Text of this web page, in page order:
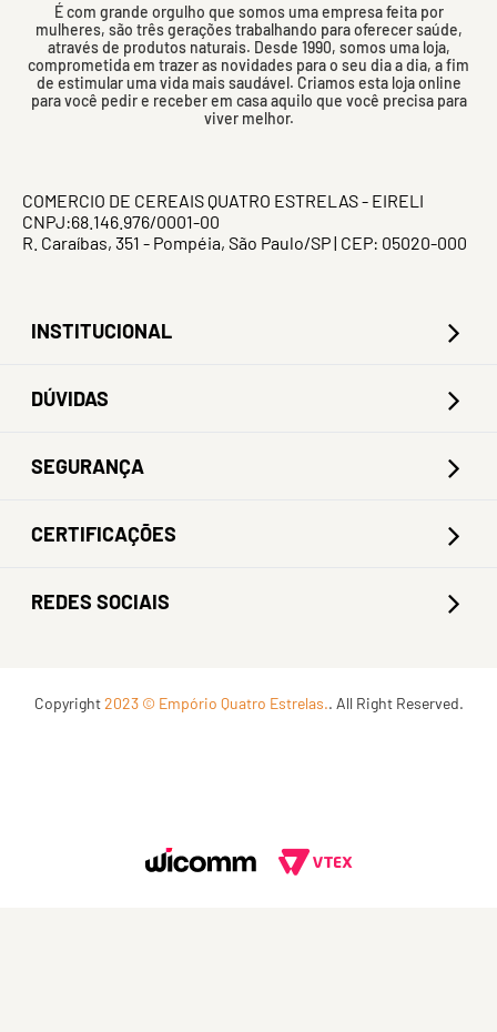
É com grande orgulho que somos uma empresa feita por
mulheres, são três gerações trabalhando para oferecer saúde,
através de produtos naturais. Desde 1990, somos uma loja,
comprometida em trazer as novidades para o seu dia a dia, a fim
de estimular uma vida mais saudável. Criamos esta loja online
para você pedir e receber em casa aquilo que você precisa para
viver melhor.
COMERCIO DE CEREAIS QUATRO ESTRELAS - EIRELI
CNPJ:68.146.976/0001-00
R. Caraíbas, 351 - Pompéia, São Paulo/SP | CEP: 05020-000
INSTITUCIONAL
DÚVIDAS
SEGURANÇA
CERTIFICAÇÕES
REDES SOCIAIS
Copyright2023 © Empório Quatro Estrelas.. All Right Reserved.